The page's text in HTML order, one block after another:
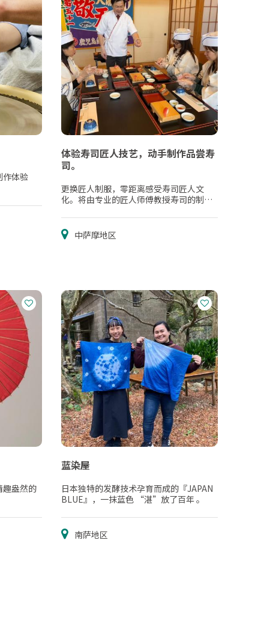
作体验
体验寿司匠人技艺，动手制作品尝寿
司。
更换匠人制服，零距离感受寿司匠人文
化。将由专业的匠人师傅教授寿司的制作
中萨摩地区
趣盎然的
蓝染屋
日本独特的发酵技术孕育而成的『JAPAN
BLUE』，一抹蓝色 “湛”放了百年 。
南萨地区